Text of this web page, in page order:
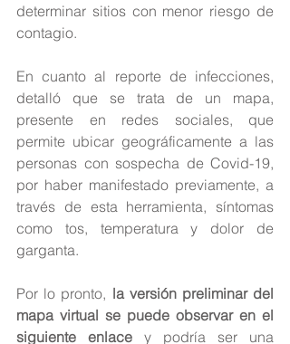
determinar sitios con menor riesgo de
contagio.
En cuanto al reporte de infecciones,
detalló que se trata de un mapa,
presente en redes sociales, que
permite ubicar geográficamente a las
personas con sospecha de Covid-19,
por haber manifestado previamente, a
través de esta herramienta, síntomas
como tos, temperatura y dolor de
garganta.
Por lo pronto, la versión preliminar del
mapa virtual se puede observar en el
siguiente enlace y podría ser una